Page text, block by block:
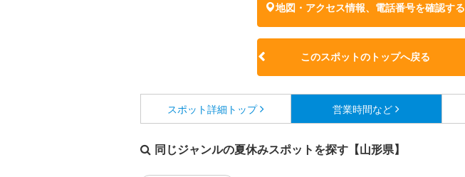
地図・アクセス情報、電話番号を確認する
このスポットのトップへ戻る
スポット詳細 トップ 営業時間など
同じジャンルの夏休みスポットを探す【山形県】